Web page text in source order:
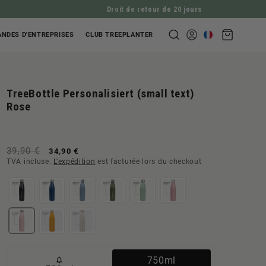
Droit de retour de 20 jours
D'ENTREPRISES CLUB TREEPLANTER
Se
d'achat
TreeBottle Personalisiert (small text)
Rose
39,90 €
Prix
normal
Prix
de
vente
34,90 €
TVA incluse. L'expédition est facturée lors du checkout
750ml
Variante